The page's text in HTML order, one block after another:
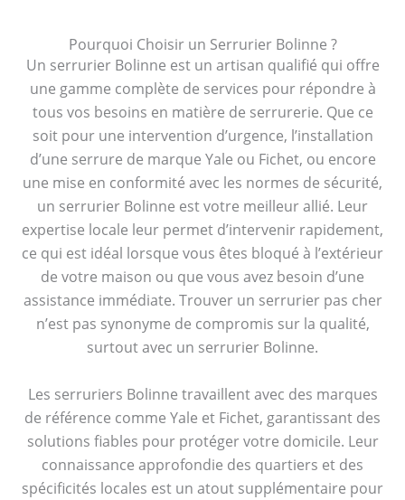
Pourquoi Choisir un Serrurier Bolinne ?
Un serrurier Bolinne est un artisan qualifié qui offre
une gamme complète de services pour répondre à
tous vos besoins en matière de serrurerie. Que ce
soit pour une intervention d’urgence, l’installation
d’une serrure de marque Yale ou Fichet, ou encore
une mise en conformité avec les normes de sécurité,
un serrurier Bolinne est votre meilleur allié. Leur
expertise locale leur permet d’intervenir rapidement,
ce qui est idéal lorsque vous êtes bloqué à l’extérieur
de votre maison ou que vous avez besoin d’une
assistance immédiate. Trouver un serrurier pas cher
n’est pas synonyme de compromis sur la qualité,
surtout avec un serrurier Bolinne.
Les serruriers Bolinne travaillent avec des marques
de référence comme Yale et Fichet, garantissant des
solutions fiables pour protéger votre domicile. Leur
connaissance approfondie des quartiers et des
spécificités locales est un atout supplémentaire pour